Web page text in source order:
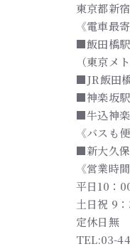
東京都新
《電車最
■飯田橋
（東京メ
■JR飯田
■神楽坂
■牛込神
《バスも
■新大久
《営業時間
平日10：
土日祝 9
定休日無
TEL:03-